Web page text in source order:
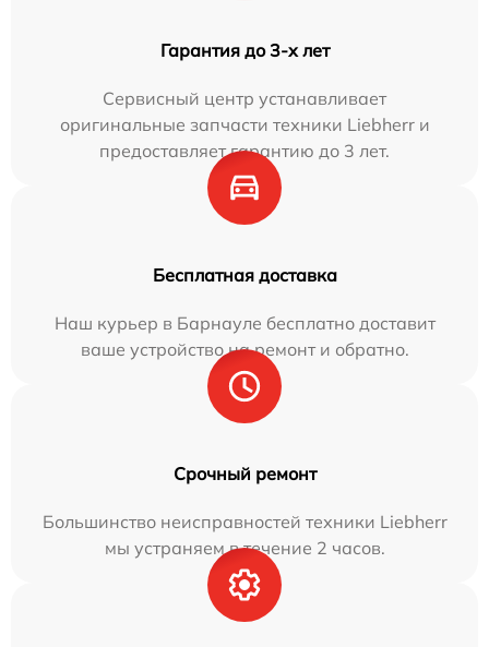
Гарантия до 3-х лет
Сервисный центр устанавливает
оригинальные запчасти техники Liebherr и
предоставляет гарантию до 3 лет.
Бесплатная доставка
Наш курьер в Барнауле бесплатно доставит
ваше устройство на ремонт и обратно.
Срочный ремонт
Большинство неисправностей техники Liebherr
мы устраняем в течение 2 часов.